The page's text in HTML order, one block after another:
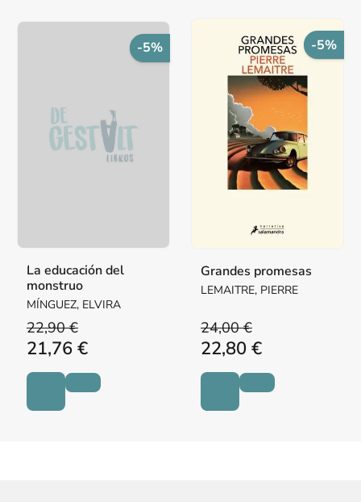
-5%
La educación del
monstruo
MÍNGUEZ, ELVIRA
22,90 €
21,76 €
-5%
Grandes promesas
LEMAITRE, PIERRE
24,00 €
22,80 €